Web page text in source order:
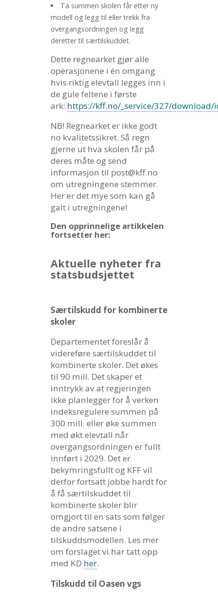
Ta summen skolen får etter ny
modell og legg til eller trekk fra
overgangsordningen og legg
deretter til særtilskuddet.
Dette regnearket gjør alle
operasjonene i én omgang
hvis riktig elevtall legges inn i
de gule feltene i første
ark: https://kff.no/_service/327/
NB! Regnearket er ikke godt
no kvalitetssikret. Så regn
gjerne ut hva skolen får på
deres måte og send
informasjon til post@kff.no
om utregningene stemmer.
Her er det mye som kan gå
galt i utregningene!
Den opprinnelige artikkelen
fortsetter her:
Aktuelle nyheter fra
statsbudsjettet
Særtilskudd for kombinerte
skoler
Departementet foreslår å
videreføre særtilskuddet til
kombinerte skoler. Det økes
til 90 mill. Det skaper et
inntrykk av at regjeringen
ikke planlegger for å verken
indeksregulere summen på
300 mill. eller øke summen
med økt elevtall når
overgangsordningen er fullt
innført i 2029. Det er
bekymringsfullt og KFF vil
derfor fortsatt jobbe hardt for
å få særtilskuddet til
kombinerte skoler blir
omgjort til en sats som følger
de andre satsene i
tilskuddsmodellen. Les mer
om forslaget vi har tatt opp
med KD her.
Tilskudd til Oasen vgs